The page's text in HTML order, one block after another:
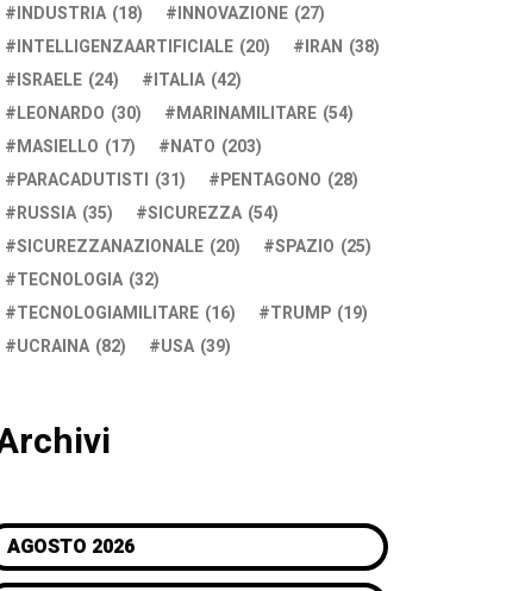
INDUSTRIA (18) INNOVAZIONE (27)
INTELLIGENZAARTIFICIALE (20) IRAN (38)
ISRAELE (24) ITALIA (42)
LEONARDO (30) MARINAMILITARE (54)
MASIELLO (17) NATO (203)
PARACADUTISTI (31) PENTAGONO (28)
RUSSIA (35) SICUREZZA (54)
SICUREZZANAZIONALE (20) SPAZIO (25)
TECNOLOGIA (32)
TECNOLOGIAMILITARE (16) TRUMP (19)
UCRAINA (82) USA (39)
AGOSTO 2026